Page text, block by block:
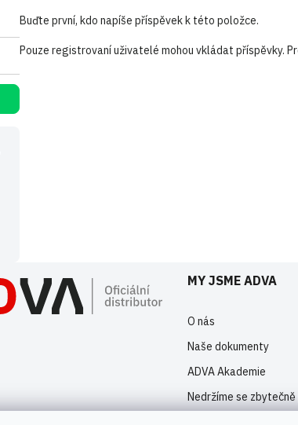
Buďte první, kdo napíše příspěvek k této položce.
Pouze registrovaní uživatelé mohou vkládat příspěvky.
MY JSME ADVA
O nás
Naše dokumenty
ADVA Akademie
Nedržíme se zbytečně